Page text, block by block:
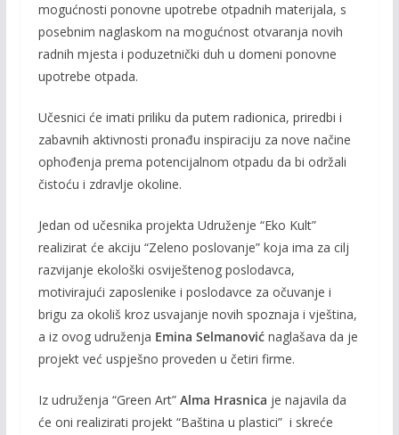
mogućnosti ponovne upotrebe otpadnih materijala, s
posebnim naglaskom na mogućnost otvaranja novih
radnih mjesta i poduzetnički duh u domeni ponovne
upotrebe otpada.
Učesnici će imati priliku da putem radionica, priredbi i
zabavnih aktivnosti pronađu inspiraciju za nove načine
ophođenja prema potencijalnom otpadu da bi održali
čistoću i zdravlje okoline.
Jedan od učesnika projekta Udruženje “Eko Kult”
realizirat će akciju “Zeleno poslovanje” koja ima za cilj
razvijanje ekološki osviještenog poslodavca,
motivirajući zaposlenike i poslodavce za očuvanje i
brigu za okoliš kroz usvajanje novih spoznaja i vještina,
a iz ovog udruženja Emina Selmanovićnaglašava da je
projekt već uspješno proveden u četiri firme.
Iz udruženja “Green Art” Alma Hrasnica je najavila da
će oni realizirati projekt “Baština u plastici” i skreće